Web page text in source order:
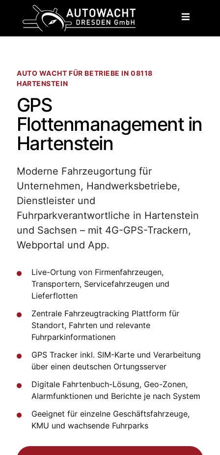
AUTO WACHT FÜR BETRIEBE IN 08118
HARTENSTEIN
GPS
Flottenmanagement in
Hartenstein
Moderne Fahrzeugortung für
Unternehmen, Handwerksbetriebe,
Dienstleister und
Fuhrparkverantwortliche in Hartenstein
und Sachsen – mit 4G-GPS-Trackern,
Webportal und App.
Live-Ortung von Firmenfahrzeugen,
Transportern, Servicefahrzeugen und
Lieferflotten
Zentrale Fahrzeugtracking Plattform für
Standort, Fahrten und relevante
Fuhrparkinformationen
GPS Tracker inkl. SIM-Karte und Verarbeitung
über einen deutschen Ortungsserver
Digitale Fahrtenbuch-Lösung, Geo-Zonen,
Alarmfunktionen und Berichte je nach System
Geeignet für einzelne Geschäftsfahrzeuge,
KMU und wachsende Fuhrparks